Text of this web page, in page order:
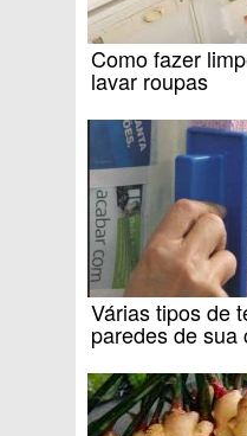
Como fazer
lavar roupas
Várias tipos de
paredes de sua